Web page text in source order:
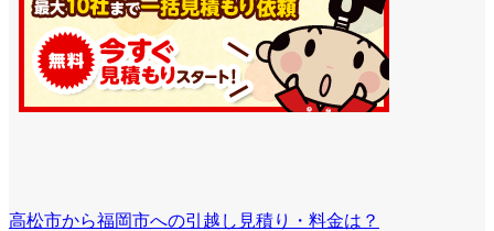
高松市から福岡市への引越し見積り・料金は？